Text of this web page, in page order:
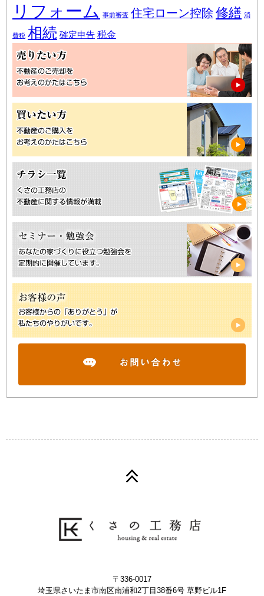
リフォーム 事前審査 住宅ローン控除 修繕 消
費税 相続 確定申告 税金
〒336-0017
埼玉県さいたま市南区南浦和2丁目38番6号 草野ビル1F